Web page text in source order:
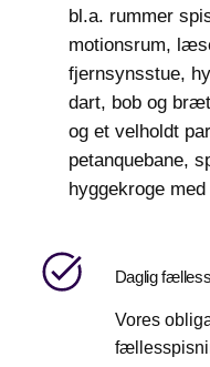
bl.a. rummer
motionsrum,
fjernsynsstue,
dart, bob og
og et velholdt
petanquebane,
hyggekroge
Daglig
Vores